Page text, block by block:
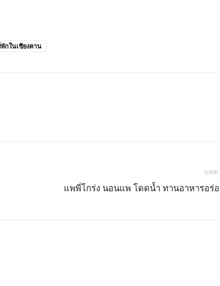
กในเชียงคาน
บทค
แพพี่โกร่ง นอนแพ โดดน้ำ ทานอาหารอร่